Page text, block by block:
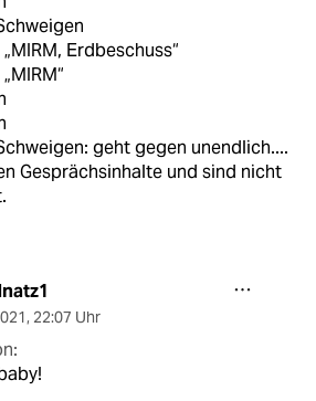
Erdbeschuss“
geht gegen unendlich....
Gesprächsinhalte und sind nicht
, 22:07 Uhr